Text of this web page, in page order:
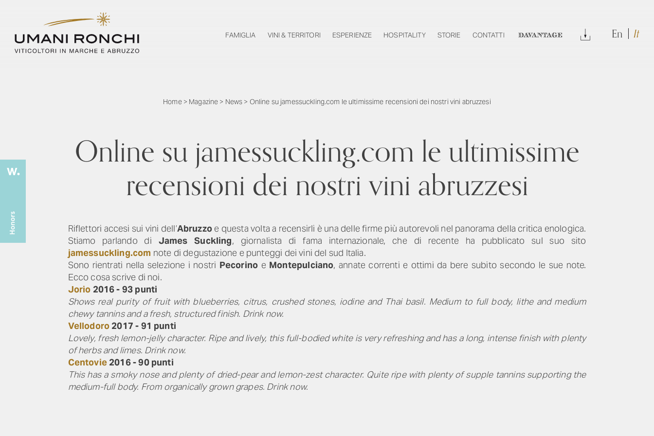
FAMIGLIA VINI & TERRITORI ESPERIENZE HOSPITALITY STORIE CONTATTI DAVANTAGE DOWNLOAD
En It
Home> Magazine > News > Online su jamessuckling.com le ultimissime recensioni dei nostri vini abruzzesi
Online su jamessuckling.com le ultimissime
recensioni dei nostri vini abruzzesi
Riflettori accesi sui vini dell’Abruzzoe questa volta a recensirli è una delle firme più autorevoli nel panorama della critica enologica.
Stiamo parlando di James Suckling, giornalista di fama internazionale, che di recente ha pubblicato sul suo sito
jamessuckling.com note di degustazione e punteggi dei vini del sud Italia.
Sono rientrati nella selezione i nostri Pecorino e Montepulciano, annate correnti e ottimi da bere subito secondo le sue note.
Ecco cosa scrive di noi.
Jorio 2016 - 93 punti
Shows real purity of fruit with blueberries, citrus, crushed stones, iodine and Thai basil. Medium to full body, lithe and medium
chewy tannins and a fresh, structured finish. Drink now.
Vellodoro 2017 - 91 punti
Lovely, fresh lemon-jelly character. Ripe and lively, this full-bodied white is very refreshing and has a long, intense finish with plenty
of herbs and limes. Drink now.
Centovie2016 - 90 punti
This has a smoky nose and plenty of dried-pear and lemon-zest character. Quite ripe with plenty of supple tannins supporting the
medium-full body. From organically grown grapes. Drink now.